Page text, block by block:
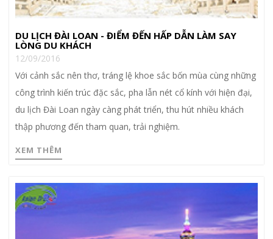
DU LỊCH ĐÀI LOAN - ĐIỂM ĐẾN HẤP DẪN LÀM SAY
LÒNG DU KHÁCH
12/09/2016
Với cảnh sắc nên thơ, tráng lệ khoe sắc bốn mùa cùng những
công trình kiến trúc đặc sắc, pha lẫn nét cổ kính với hiện đại,
du lịch Đài Loan ngày càng phát triển, thu hút nhiều khách
thập phương đến tham quan, trải nghiệm.
XEM THÊM